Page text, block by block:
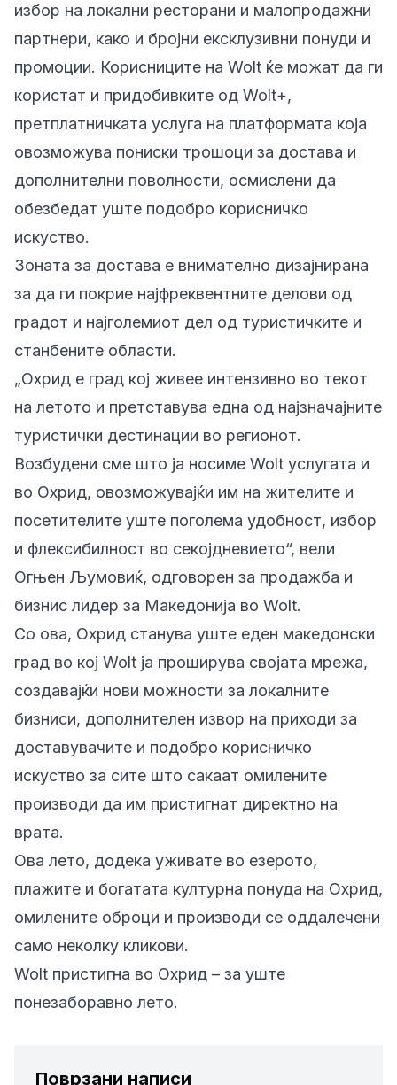
избор на локални ресторани и малопродажни
партнери, како и бројни ексклузивни понуди и
промоции. Корисниците на Wolt ќе можат да ги
користат и придобивките од Wolt+,
претплатничката услуга на платформата која
овозможува пониски трошоци за достава и
дополнителни поволности, осмислени да
обезбедат уште подобро корисничко
искуство.
Зоната за достава е внимателно дизајнирана
за да ги покрие најфреквентните делови од
градот и најголемиот дел од туристичките и
станбените области.
„Охрид е град кој живее интензивно во текот
на летото и претставува една од најзначајните
туристички дестинации во регионот.
Возбудени сме што ја носиме Wolt услугата и
во Охрид, овозможувајќи им на жителите и
посетителите уште поголема удобност, избор
и флексибилност во секојдневието“, вели
Огњен Љумовиќ, одговорен за продажба и
бизнис лидер за Македонија во Wolt.
Со ова, Охрид станува уште еден македонски
град во кој Wolt ја проширува својата мрежа,
создавајќи нови можности за локалните
бизниси, дополнителен извор на приходи за
доставувачите и подобро корисничко
искуство за сите што сакаат омилените
производи да им пристигнат директно на
врата.
Ова лето, додека уживате во езерото,
плажите и богатата културна понуда на Охрид,
омилените оброци и производи се оддалечени
само неколку кликови.
Wolt пристигна во Охрид – за уште
понезаборавно лето.
Поврзани написи